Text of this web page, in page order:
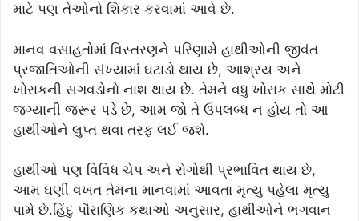
માટે પણ તેઓનો શિકાર કરવામાં આવે છે.
માનવ વસાહતોમાં વિસ્તરણને પરિણામે હાથીઓની જીવંત
પ્રજાતિઓની સંખ્યામાં ઘટાડો થાય છે, આશ્રય અને
ખોરાકની સગવડોનો નાશ થાય છે. તેમને વધુ ખોરાક સાથે મોટી
જગ્યાની જરૂર પડે છે, આમ જો તે ઉપલબ્ધ ન હોય તો આ
હાથીઓને લુપ્ત થવા તરફ લઈ જશે.
હાથીઓ પણ વિવિધ ચેપ અને રોગોથી પ્રભાવિત થાય છે,
આમ ઘણી વખત તેમના માનવામાં આવતા મૃત્યુ પહેલા મૃત્યુ
પામે છે.હિંદુ પૌરાણિક કથાઓ અનુસાર, હાથીઓને ભગવાન